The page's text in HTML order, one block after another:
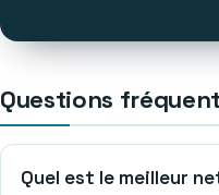
Questions
Quel est le meilleur